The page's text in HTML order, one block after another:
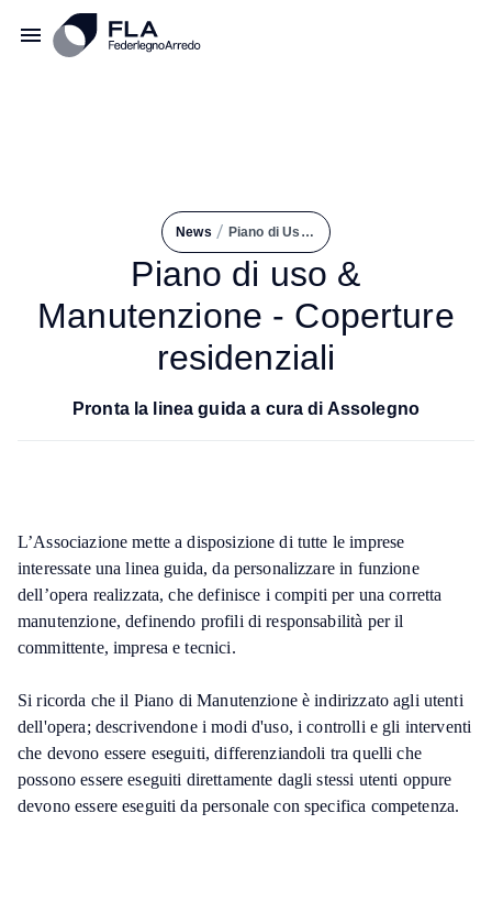
News / Piano di Uso & Manutenzione - Coperture Residenziali
Piano di uso &
Manutenzione - Coperture
residenziali
Pronta la linea guida a cura di Assolegno
L’Associazione mette a disposizione di tutte le imprese
interessate una linea guida, da personalizzare in funzione
dell’opera realizzata, che definisce i compiti per una corretta
manutenzione, definendo profili di responsabilità per il
committente, impresa e tecnici.
Si ricorda che il Piano di Manutenzione è indirizzato agli utenti
dell'opera; descrivendone i modi d'uso, i controlli e gli interventi
che devono essere eseguiti, differenziandoli tra quelli che
possono essere eseguiti direttamente dagli stessi utenti oppure
devono essere eseguiti da personale con specifica competenza.